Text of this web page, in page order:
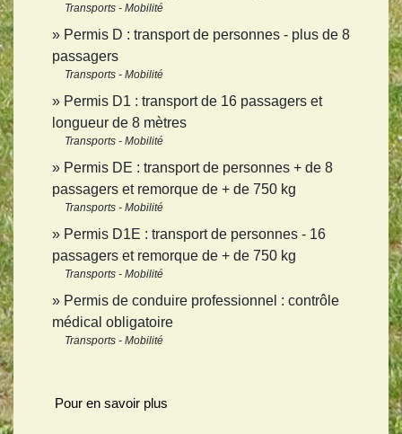
Transports - Mobilité
Permis D : transport de personnes - plus de 8
passagers
Transports - Mobilité
Permis D1 : transport de 16 passagers et
longueur de 8 mètres
Transports - Mobilité
Permis DE : transport de personnes + de 8
passagers et remorque de + de 750 kg
Transports - Mobilité
Permis D1E : transport de personnes - 16
passagers et remorque de + de 750 kg
Transports - Mobilité
Permis de conduire professionnel : contrôle
médical obligatoire
Transports - Mobilité
Pour en savoir plus